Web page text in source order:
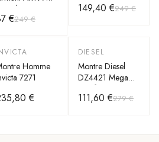
Bracelet Cuir
Luigi
€249 €
GW0857G1
149,40 €249 €
Homme
7271
€
-60%
DIESEL
Montre Diesel
DZ4421 Mega
Chief Acier Gris
Anthracite
111,60 €279 €